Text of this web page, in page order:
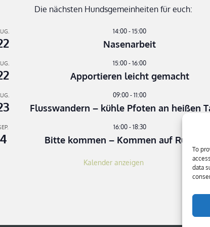
To
data
Die nächsten Hundsgemeinheiten für euch:
14:00 - 15:00
Nasenarbeit
15:00 - 16:00
Apportieren leicht gemacht
09:00 - 11:00
Flusswandern – kühle Pfoten an heißen
4
16:00- 18:30
Bitte kommen – Kommen auf Ruf Teil 3
Kalender anzeigen